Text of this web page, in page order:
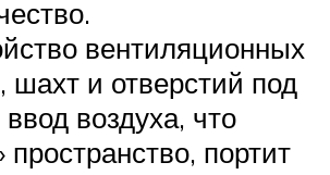
вентиляционных
шахт и отверстий под
воздуха, что
пространство, портит